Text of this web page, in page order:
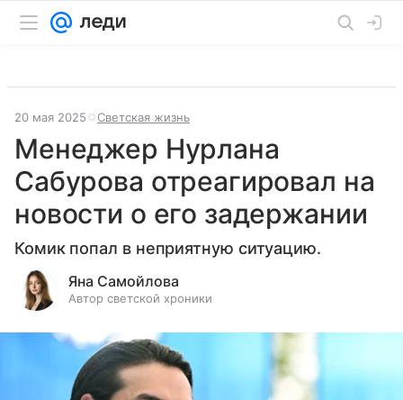
20 мая 2025 Светская жизнь
Менеджер Нурлана
Сабурова отреагировал на
новости о его задержании
Комик попал в неприятную ситуацию.
Яна Самойлова
Автор светской хроники